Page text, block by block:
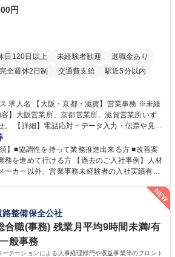
円
日120日以上 未経験者歓迎
退職金あり
完全週休2日制 交通費支給
駅近5分以内
※未経
。 【詳細】電話応対・データ入力・伝票や見積
客対応・営業所内で発生する事務業務や業務改
とが可能です。業務システムがきちんと構築さ
仕事に慣れることができる環境です。また、
め、安心して業務に取り組んでいただけます。
賀】営業事務 ※未経験可
】■協調性を持って業務推進出来る方 ■改善案
務を進めて行ける方 【過去のご入社事例】人材
ーカー以外、営業事務未経験者の入社実績有
価値向上に貢献します。ベースの定型業務に加
合わせ、能動的なサポート、改善の動きも期
ャリストとして、チームに貢献し、結果的に
ることができます。平均19:30の退勤以降の業
り、メリハリのある働き方となります。 学
高専 短大 語学力： 資格：
整備保全公社
合職(事務) 残業月平均9時間未満/有
般事務
テーションによる人事経理部門や収益事業等のフロント